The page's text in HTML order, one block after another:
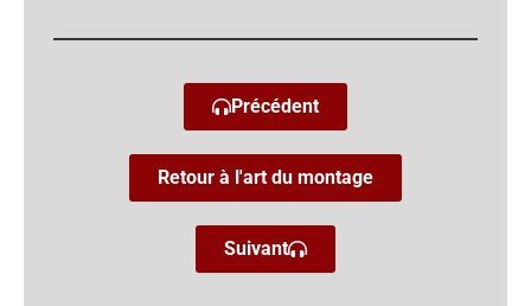
Précédent
Retour à l'art du montage
Suivant